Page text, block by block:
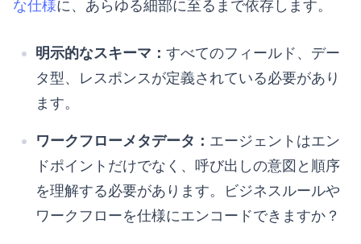
な仕様に、あらゆる細部に至るまで依存します。
明示的なスキーマ： すべてのフィールド、デー
タ型、レスポンスが定義されている必要があり
ます。
ワークフローメタデータ： エージェントはエン
ドポイントだけでなく、呼び出しの意図と順序
を理解する必要があります。ビジネスルールや
ワークフローを仕様にエンコードできますか？